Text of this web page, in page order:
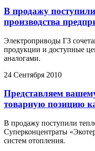
В продажу
производства
Электроприводы ГЗ
продукции и доступные
аналогами.
24 Сентября 2010
Представляем
товарную позицию
В продажу поступили
Суперконцентраты
систем отопления.